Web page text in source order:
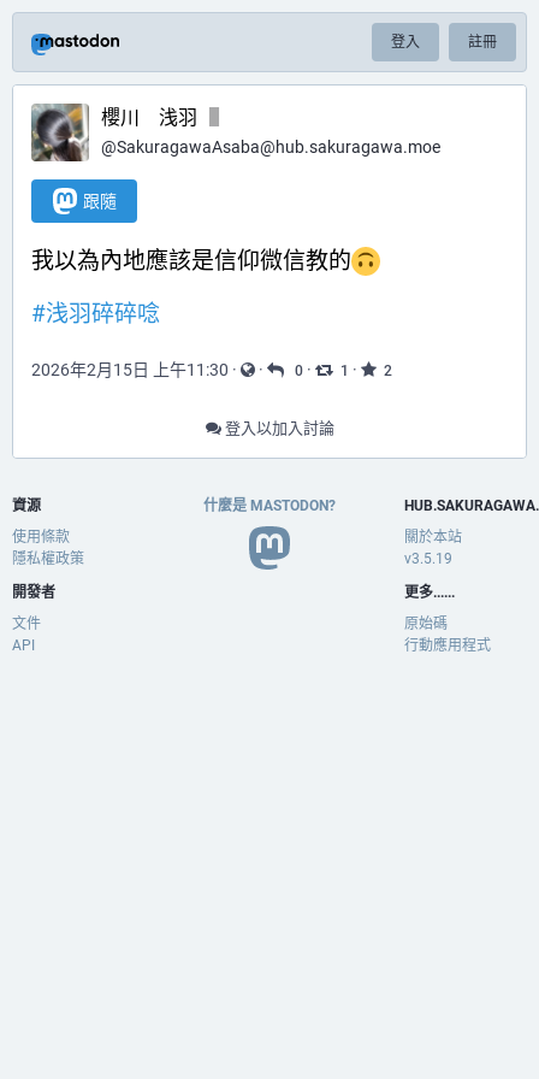
登入 註冊
櫻川 浅羽
@SakuragawaAsaba@hub.sakuragawa.moe
跟隨
我以為內地應該是信仰微信教的
#浅羽碎碎唸
2026年2月15日 上午11:30 · · 0 · 1 · 2
登入以加入討論
資源
使用條款
隱私權政策
開發者
文件
API
什麼是 MASTODON?
關於本站
v3.5.19
更多......
原始碼
行動應用程式